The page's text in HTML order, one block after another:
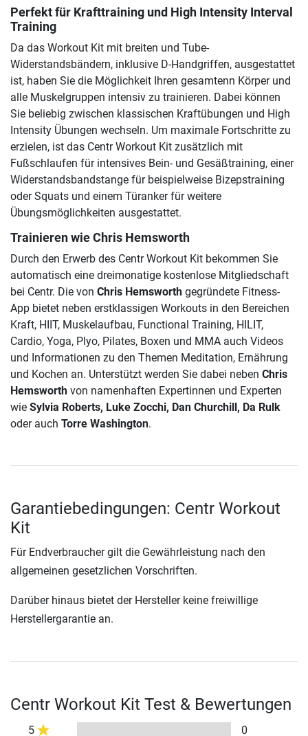
Perfekt für Krafttraining und High Intensity Interval
Training
Da das Workout Kit mit breiten und Tube-
Widerstandsbändern, inklusive D-Handgriffen, ausgestattet
ist, haben Sie die Möglichkeit Ihren gesamtenn Körper und
alle Muskelgruppen intensiv zu trainieren. Dabei können
Sie beliebig zwischen klassischen Kraftübungen und High
Intensity Übungen wechseln. Um maximale Fortschritte zu
erzielen, ist das Centr Workout Kit zusätzlich mit
Fußschlaufen für intensives Bein- und Gesäßtraining, einer
Widerstandsbandstange für beispielweise Bizepstraining
oder Squats und einem Türanker für weitere
Übungsmöglichkeiten ausgestattet.
Trainieren wie Chris Hemsworth
Durch den Erwerb des Centr Workout Kit bekommen Sie
automatisch eine dreimonatige kostenlose Mitgliedschaft
bei Centr. Die von Chris Hemsworth gegründete Fitness-
App bietet neben erstklassigen Workouts in den Bereichen
Kraft, HIIT, Muskelaufbau, Functional Training, HILIT,
Cardio, Yoga, Plyo, Pilates, Boxen und MMA auch Videos
und Informationen zu den Themen Meditation, Ernährung
und Kochen an. Unterstützt werden Sie dabei neben Chris
Hemsworth von namenhaften Expertinnen und Experten
wie Sylvia Roberts, Luke Zocchi, Dan Churchill, Da Rulk
oder auch Torre Washington.
Garantiebedingungen: Centr Workout
Kit
Für Endverbraucher gilt die Gewährleistung nach den
allgemeinen gesetzlichen Vorschriften.
Darüber hinaus bietet der Hersteller keine freiwillige
Herstellergarantie an.
Centr Workout Kit Test & Bewertungen
5
0